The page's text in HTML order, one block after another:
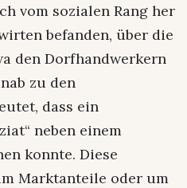
vom sozialen Rang her
befanden, über die
den Dorfhandwerkern
zu den
dass ein
neben einem
konnte. Diese
Marktanteile oder um